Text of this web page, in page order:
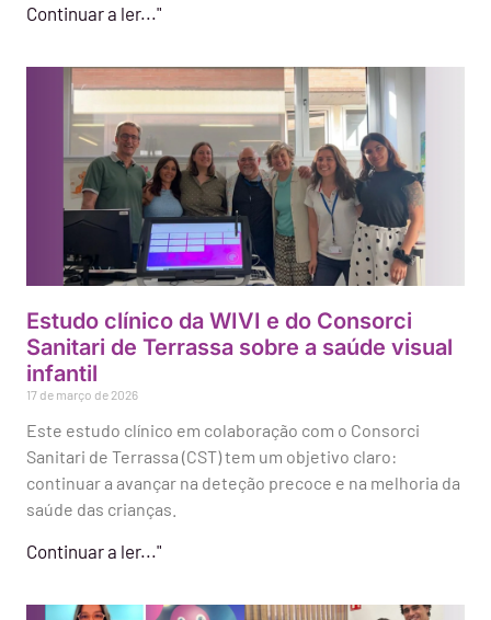
Continuar a ler..."
Estudo clínico da WIVI e do Consorci
Sanitari de Terrassa sobre a saúde visual
infantil
17 de março de 2026
Este estudo clínico em colaboração com o Consorci
Sanitari de Terrassa (CST) tem um objetivo claro:
continuar a avançar na deteção precoce e na melhoria da
saúde das crianças.
Continuar a ler..."